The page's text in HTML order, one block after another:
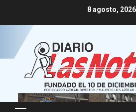
8 agosto, 2026